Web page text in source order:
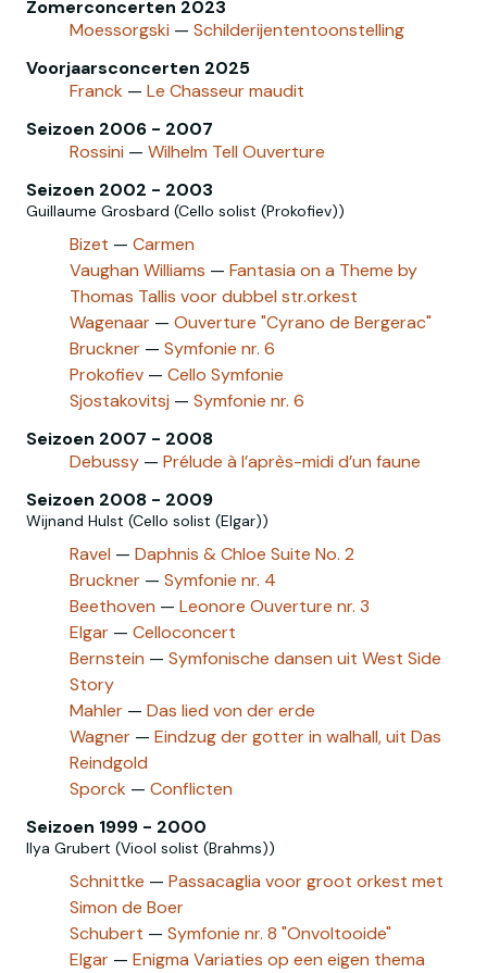
Zomerconcerten 2023
Moessorgski — Schilderijententoonstelling
Voorjaarsconcerten 2025
Franck — Le Chasseur maudit
Seizoen 2006 - 2007
Rossini — Wilhelm Tell Ouverture
Seizoen 2002 - 2003
Guillaume Grosbard (Cello solist (Prokofiev))
Bizet — Carmen
Vaughan Williams — Fantasia on a Theme by
Thomas Tallis voor dubbel str.orkest
Wagenaar — Ouverture "Cyrano de Bergerac"
Bruckner — Symfonie nr. 6
Prokofiev — Cello Symfonie
Sjostakovitsj — Symfonie nr. 6
Seizoen 2007 - 2008
Debussy — Prélude à l’après-midi d’un faune
Seizoen 2008 - 2009
Wijnand Hulst (Cello solist (Elgar))
Ravel — Daphnis & Chloe Suite No. 2
Bruckner — Symfonie nr. 4
Beethoven — Leonore Ouverture nr. 3
Elgar — Celloconcert
Bernstein — Symfonische dansen uit West Side
Story
Mahler — Das lied von der erde
Wagner — Eindzug der gotter in walhall, uit Das
Reindgold
Sporck — Conflicten
Seizoen 1999 - 2000
Ilya Grubert (Viool solist (Brahms))
Schnittke — Passacaglia voor groot orkest met
Simon de Boer
Schubert — Symfonie nr. 8 "Onvoltooide"
Elgar — Enigma Variaties op een eigen thema